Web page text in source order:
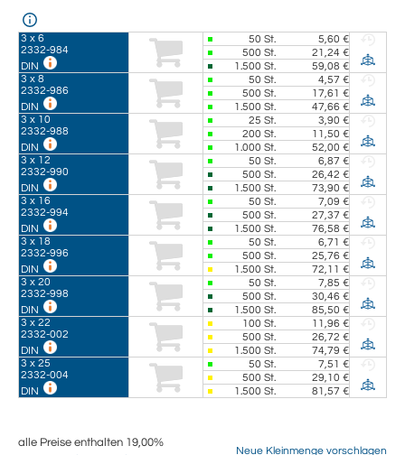
3 x 6
2332-984
DIN
50 St.
5,60 €
500 St.
21,24 €
1.500 St.
59,08 €
3 x 8
2332-986
DIN
50 St.
4,57 €
500 St.
17,61 €
1.500 St.
47,66 €
3 x 10
2332-988
DIN
25 St.
3,90 €
200 St.
11,50 €
1.000 St.
52,00 €
3 x 12
2332-990
DIN
50 St.
6,87 €
500 St.
26,42 €
1.500 St.
73,90 €
3 x 16
2332-994
DIN
50 St.
7,09 €
500 St.
27,37 €
1.500 St.
76,58 €
3 x 18
2332-996
DIN
50 St.
6,71 €
500 St.
25,76 €
1.500 St.
72,11 €
3 x 20
2332-998
DIN
50 St.
7,85 €
500 St.
30,46 €
1.500 St.
85,50 €
3 x 22
2332-002
DIN
100 St.
11,96 €
500 St.
26,72 €
1.500 St.
74,79 €
3 x 25
2332-004
DIN
50 St.
7,51 €
500 St.
29,10 €
1.500 St. 81,57 €
alle Preise enthalten 19,00%
Neue Kleinmenge vorschlagen